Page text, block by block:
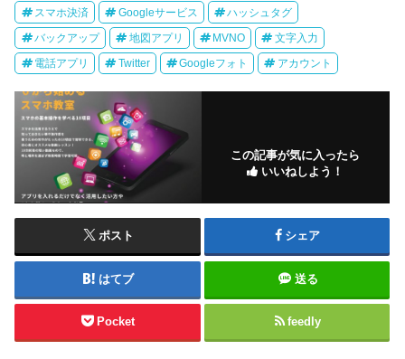
スマホ決済 Googleサービス ハッシュタグ
バックアップ 地図アプリ MVNO 文字入力
電話アプリ Twitter Googleフォト アカウント
この記事が気に入ったら
いいねしよう！
ポスト シェア
はてブ 送る
Pocket feedly